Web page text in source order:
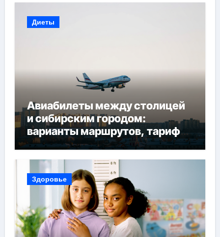
Диеты
Авиабилеты между столицей
и сибирским городом:
варианты маршрутов, тарифы
и советы по планированию
поездки
Здоровье